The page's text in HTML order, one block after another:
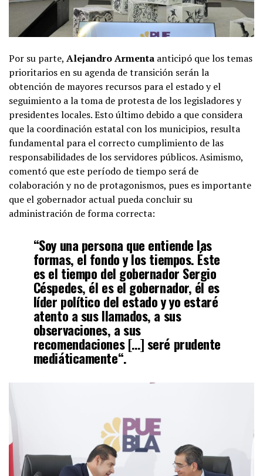
Por su parte, Alejandro Armenta anticipó que los temas
prioritarios en su agenda de transición serán la
obtención de mayores recursos para el estado y el
seguimiento a la toma de protesta de los legisladores y
presidentes locales. Esto último debido a que considera
que la coordinación estatal con los municipios, resulta
fundamental para el correcto cumplimiento de las
responsabilidades de los servidores públicos. Asimismo,
comentó que este período de tiempo será de
colaboración y no de protagonismos, pues es importante
que el gobernador actual pueda concluir su
administración de forma correcta:
“Soy una persona que entiende las
formas, el fondo y los tiempos. Éste
es el tiempo del gobernador Sergio
Céspedes, él es el gobernador, él es
líder político del estado y yo estaré
atento a sus llamados, a sus
observaciones, a sus
recomendaciones […] seré prudente
mediáticamente“.